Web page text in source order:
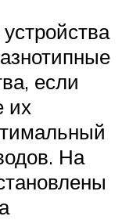
если
их
На